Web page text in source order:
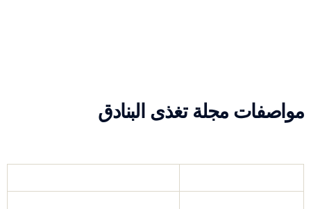
مواصفات مجلة تغذى البنادق